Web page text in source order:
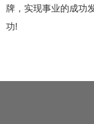
牌，实现事业的成功
功!